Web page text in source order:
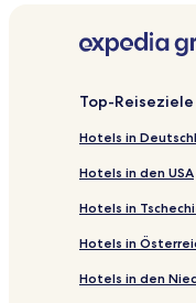
zusätzliche
Fairfield
Hotels
Hotels
Hotels
Top-Reiseziele
Hotels in
Hotels in den USA
Hotels in
Hotels in
Hotels in den